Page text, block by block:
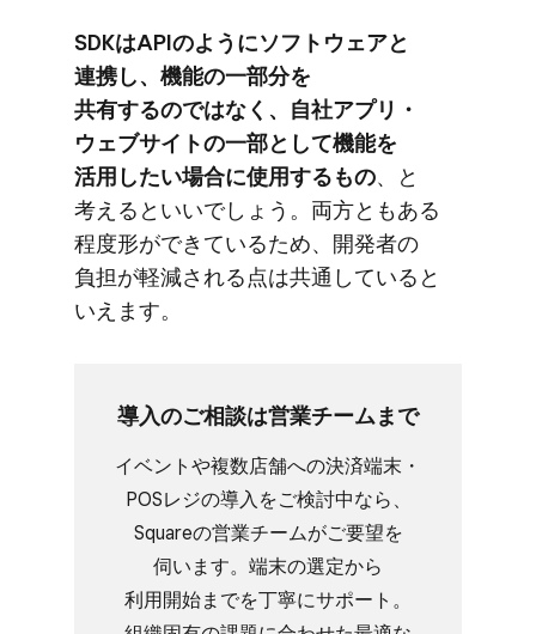
SDKは​APIのように​ソフトウェアと​
連携し、​機能の​一部​分を​
共有するのではなく、​自社アプリ・
ウェブサイトの​一部と​して​機能を​
活用したい​場合に​使用する​もの、と​
考えると​いいでしょう。​両方ともある​
程度形が​できている​ため、​開発者の​
負担が​軽減される​点は​共通していると​
いえます。
導入の​ご相談は​営業チームまで
イベントや​複数店舗への​決済端末・
POSレジの​導入を​ご検討中なら、​
Squareの​営業チームが​ご要望を​
伺います。​端末の​選定から​
利用開始までを​丁寧に​サポート。​